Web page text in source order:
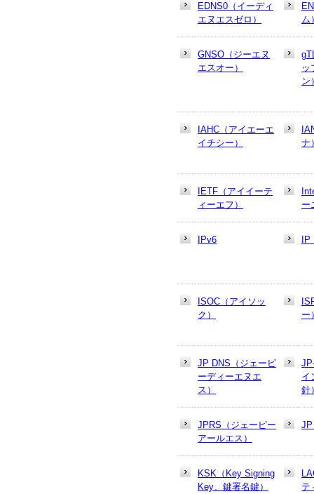
EDNS0（イーディ
エヌエスゼロ）
ム
GNSO（ジーエヌ
エスオー）
ッ
ン
IAHC（アイエーエ
イチシー）
ナ
IETF（アイイーテ
ィーエフ）
ー
IPv6
ISOC（アイソッ
ク）
ー
JP DNS（ジェーピ
ーディーエヌエ
ス）
イ
針
JPRS（ジェーピー
アールエス）
JP
KSK（Key Signing
Key、鍵署名鍵）
テ